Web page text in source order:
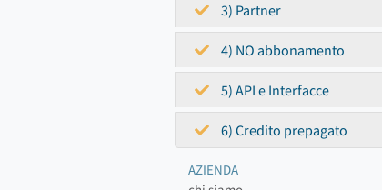
3) Partner
4) NO abbonamento
5) API e Interfacce
6) Credito prepagato
AZIENDA